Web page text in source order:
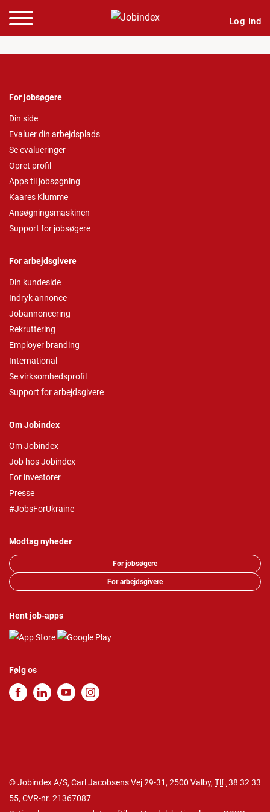
Log ind
For jobsøgere
Din side
Evaluer din arbejdsplads
Se evalueringer
Opret profil
Apps til jobsøgning
Kaares Klumme
Ansøgningsmaskinen
Support for jobsøgere
For arbejdsgivere
Din kundeside
Indryk annonce
Jobannoncering
Rekruttering
Employer branding
International
Se virksomhedsprofil
Support for arbejdsgivere
Om Jobindex
Om Jobindex
Job hos Jobindex
For investorer
Presse
#JobsForUkraine
Modtag nyheder
For jobsøgere
For arbejdsgivere
Hent job-apps
Følg os
© Jobindex A/S, Carl Jacobsens Vej 29-31, 2500 Valby, Tlf. 38 32 33
55, CVR-nr. 21367087